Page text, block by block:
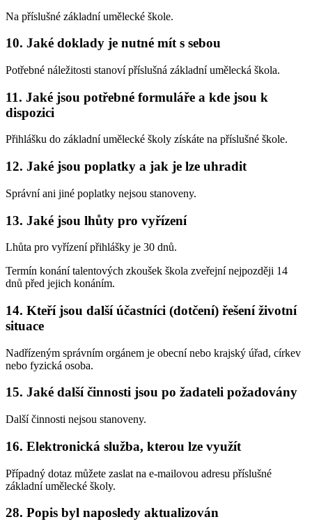
Na příslušné základní umělecké škole.
10. Jaké doklady je nutné mít s sebou
Potřebné náležitosti stanoví příslušná základní umělecká škola.
11. Jaké jsou potřebné formuláře a kde jsou k
dispozici
Přihlášku do základní umělecké školy získáte na příslušné škole.
12. Jaké jsou poplatky a jak je lze uhradit
Správní ani jiné poplatky nejsou stanoveny.
13. Jaké jsou lhůty pro vyřízení
Lhůta pro vyřízení přihlášky je 30 dnů.
Termín konání talentových zkoušek škola zveřejní nejpozději 14
dnů před jejich konáním.
14. Kteří jsou další účastníci (dotčení) řešení životní
situace
Nadřízeným správním orgánem je obecní nebo krajský úřad, církev
nebo fyzická osoba.
15. Jaké další činnosti jsou po žadateli požadovány
Další činnosti nejsou stanoveny.
16. Elektronická služba, kterou lze využít
Případný dotaz můžete zaslat na e-mailovou adresu příslušné
základní umělecké školy.
28. Popis byl naposledy aktualizován